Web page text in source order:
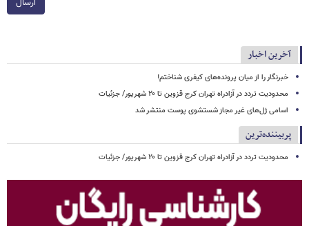
ارسال
آخرین اخبار
خبرنگار را از میان پرونده‌های کیفری شناختم!
محدودیت تردد در آزادراه تهران کرج قزوین تا ۲۰ شهریور/ جزئیات
اسامی ژل‌های غیر مجاز شستشوی پوست منتشر شد
پربیننده‌ترین
محدودیت تردد در آزادراه تهران کرج قزوین تا ۲۰ شهریور/ جزئیات